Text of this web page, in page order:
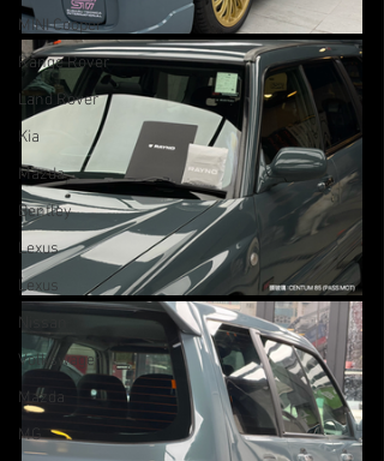
MINI Cooper
Range Rover
Land Rover
Kia
Mazda
Bentley
Lexus
Lexus
Nissan
Volkswagen
Mazda
MG